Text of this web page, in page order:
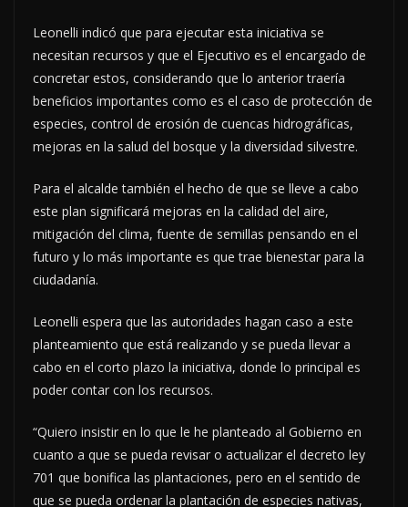
Leonelli indicó que para ejecutar esta iniciativa se
necesitan recursos y que el Ejecutivo es el encargado de
concretar estos, considerando que lo anterior traería
beneficios importantes como es el caso de protección de
especies, control de erosión de cuencas hidrográficas,
mejoras en la salud del bosque y la diversidad silvestre.
Para el alcalde también el hecho de que se lleve a cabo
este plan significará mejoras en la calidad del aire,
mitigación del clima, fuente de semillas pensando en el
futuro y lo más importante es que trae bienestar para la
ciudadanía.
Leonelli espera que las autoridades hagan caso a este
planteamiento que está realizando y se pueda llevar a
cabo en el corto plazo la iniciativa, donde lo principal es
poder contar con los recursos.
“Quiero insistir en lo que le he planteado al Gobierno en
cuanto a que se pueda revisar o actualizar el decreto ley
701 que bonifica las plantaciones, pero en el sentido de
que se pueda ordenar la plantación de especies nativas,